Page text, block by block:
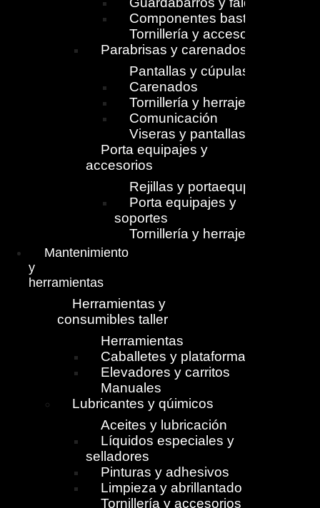
Componentes bastidor
Tornillería y accesorios
Parabrisas y carenados
Pantallas y cúpulas
Carenados
Tornillería y herrajes
Comunicación
Viseras y pantallas
Porta equipajes y
accesorios
Rejillas y portaequpajes
Porta equipajes y
soportes
Tornillería y herrajes
Mantenimiento
y
herramientas
Herramientas y
consumibles taller
Herramientas
Caballetes y plataformas
Elevadores y carritos
Manuales
Lubricantes y qúimicos
Aceites y lubricación
Líquidos especiales y
selladores
Pinturas y adhesivos
Limpieza y abrillantado
Tornillería y accesorios